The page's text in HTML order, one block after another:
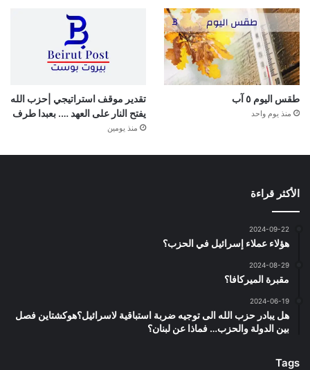
طقس اليوم ٥ آب
منذ يوم واحد
تقدير موقف استراتيجي |حزب الله
يفتح النار على العهد …. بعبدا طرف
منذ يومين
الأكثر قراءة
2024-09-22
هؤلاء عملاء إسرائيل في الحزب؟
2024-08-29
مقبرة الميركافا؟
2024-06-19
هل يبادر حزب الله الى توجيه ضربة استباقية لاسرائيل؟هوكشتاين فصل
بين الدولة والحزب… فماذا عن لبنان؟
Tags